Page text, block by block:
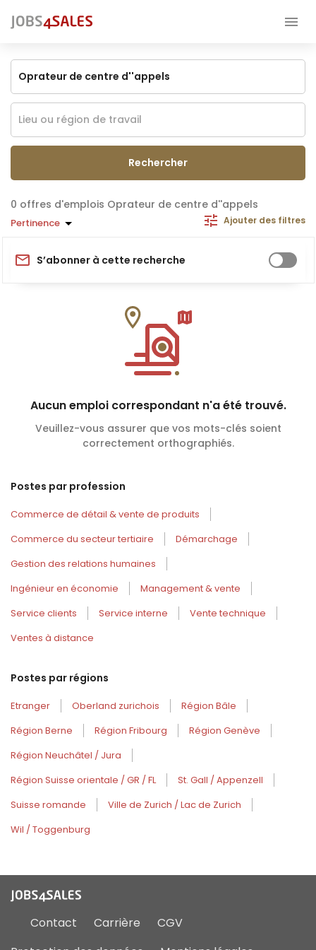
Rechercher
offres d'emplois Oprateur de centre d''appels
Pertinence Ajouter des filtres
S’abonner à cette recherche
Aucun emploi correspondant n'a été trouvé.
Veuillez-vous assurer que vos mots-clés soient
correctement orthographiés.
Postes par profession
Commerce de détail & vente de produits
Commerce du secteur tertiaire
Démarchage
Gestion des relations humaines
Ingénieur en économie
Management & vente
Service clients
Service interne
Vente technique
Ventes à distance
Postes par régions
Etranger Oberland zurichois
Région Bâle
Région Berne
Région Fribourg
Région Genève
Région Neuchâtel / Jura
Région Suisse orientale / GR / FL
St. Gall / Appenzell
Suisse romande
Ville de Zurich / Lac de Zurich
Wil / Toggenburg
Contact Carrière
CGV